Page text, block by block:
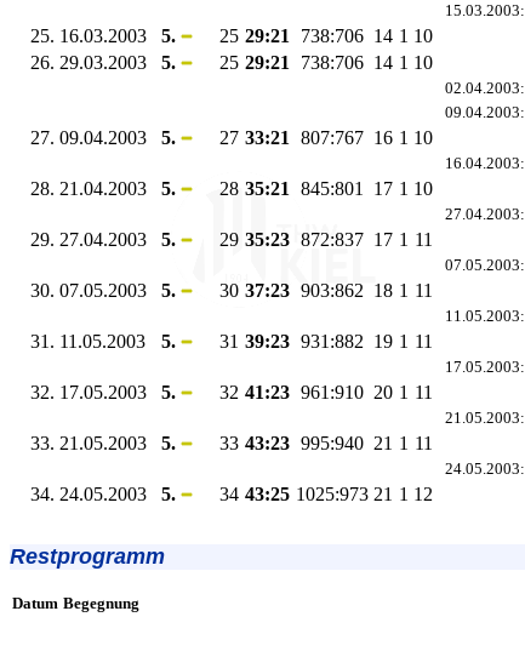
15.03.2003:
25. 16.03.2003 5. 25 29:21 738:706 14 1 10
26. 29.03.2003 5. 25 29:21 738:706 14 1 10
02.04.2003:
09.04.2003:
27. 09.04.2003 5. 27 33:21 807:767 16 1 10
16.04.2003:
28. 21.04.2003 5. 28 35:21 845:801 17 1 10
27.04.2003:
29. 27.04.2003 5. 29 35:23 872:837 17 1 11
07.05.2003:
30. 07.05.2003 5. 30 37:23 903:862 18 1 11
11.05.2003:
31. 11.05.2003 5. 31 39:23 931:882 19 1 11
17.05.2003:
32. 17.05.2003 5. 32 41:23 961:910 20 1 11
21.05.2003:
33. 21.05.2003 5. 33 43:23 995:940 21 1 11
24.05.2003:
34. 24.05.2003 5. 34 43:25 1025:973 21 1 12
Restprogramm
Datum Begegnung